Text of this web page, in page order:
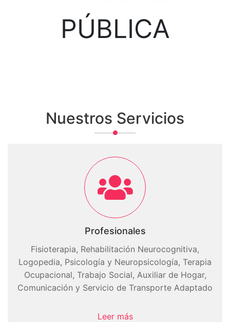
PÚBLICA
Nuestros Servicios
Profesionales
Fisioterapia, Rehabilitación Neurocognitiva,
Logopedia, Psicología y Neuropsicología, Terapia
Ocupacional, Trabajo Social, Auxiliar de Hogar,
Comunicación y Servicio de Transporte Adaptado
Leer más